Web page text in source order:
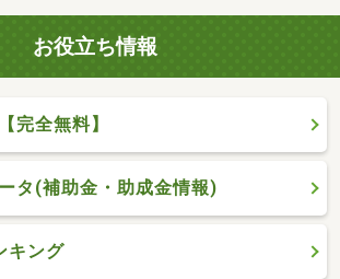
お役立ち情報
完全無料】
タ(補助金・助成金情報)
キング